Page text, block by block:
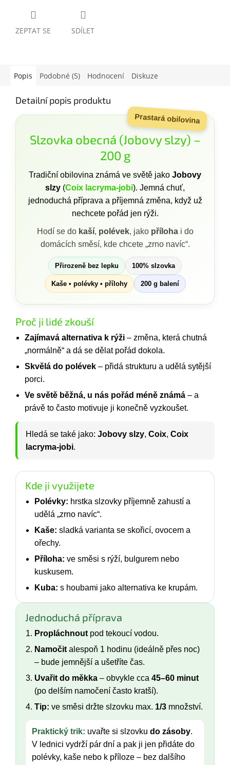
ZEPTAT SE SDÍLET
Popis Podobné (5) Hodnocení Diskuze
Detailní popis produktu
Prastará obilovina
Slzovka obecná (Jobovy slzy) –
200 g
Tradiční obilovina známá ve světě jako Jobovy
slzy (Coix lacryma-jobi). Jemná chuť,
jednoduchá příprava a příjemná změna, když už
nechcete pořád jen rýži.
Hodí se do kaší, polévek, jako přílohai do
domácích směsí, kde chcete „zrno navíc“.
Přirozeně bez lepku 100% slzovka
Kaše • polévky • přílohy 200 g balení
Proč ji lidé zkouší
Zajímavá alternativa k rýži – změna, která chutná
„normálně“ a dá se dělat pořád dokola.
Skvělá do polévek – přidá strukturu a udělá sytější
porci.
Ve světě běžná, u nás pořád méně známá – a
právě to často motivuje ji konečně vyzkoušet.
Hledá se také jako: Jobovy slzy, Coix, Coix
lacryma-jobi.
Kde ji využijete
Polévky: hrstka slzovky příjemně zahustí a
udělá „zrno navíc“.
Kaše: sladká varianta se skořicí, ovocem a
ořechy.
Příloha: ve směsi s rýží, bulgurem nebo
kuskusem.
Kuba: s houbami jako alternativa ke krupám.
Jednoduchá příprava
Propláchnout pod tekoucí vodou.
Namočit alespoň 1 hodinu (ideálně přes noc)
– bude jemnější a ušetříte čas.
Uvařit do měkka – obvykle cca 45–60 minut
(po delším namočení často kratší).
Tip: ve směsi držte slzovku max. 1/3 množství.
Praktický trik: uvařte si slzovku do zásoby.
V lednici vydrží pár dní a pak ji jen přidáte do
polévky, kaše nebo k příloze – bez dalšího